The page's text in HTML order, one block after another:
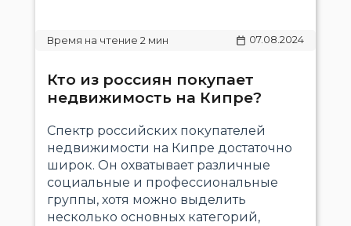
07.08.2024
Кто из россиян покупает
недвижимость на Кипре?
Спектр российских покупателей
недвижимости на Кипре достаточно
широк. Он охватывает различные
социальные и профессиональные
группы, хотя можно выделить
несколько основных категорий,